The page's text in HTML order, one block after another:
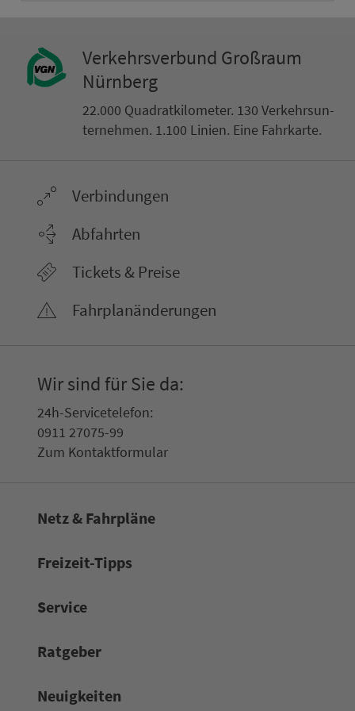
Ver­kehrs­ver­bund Groß­raum
Nürn­berg
22.000 Qua­drat­ki­lo­me­ter. 130 Ver­kehrs­un­
ter­neh­men. 1.100 Linien. Eine Fahr­kar­te.
Ver­bin­dungen
Abfahrten
Tickets & Preise
Fahr­plan­ände­rungen
Wir sind für Sie da:
24h-Ser­vice­te­le­fon:
0911 27075-99
Zum Kon­taktformular
Netz & Fahrpläne
Frei­zeit-Tipps
Service
Rat­ge­ber
Neuigkeiten